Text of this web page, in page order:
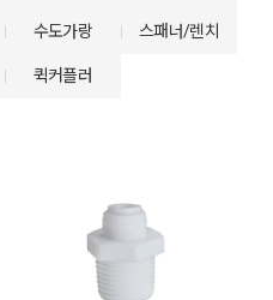
수도가랑 스패너/렌치
퀵커플러